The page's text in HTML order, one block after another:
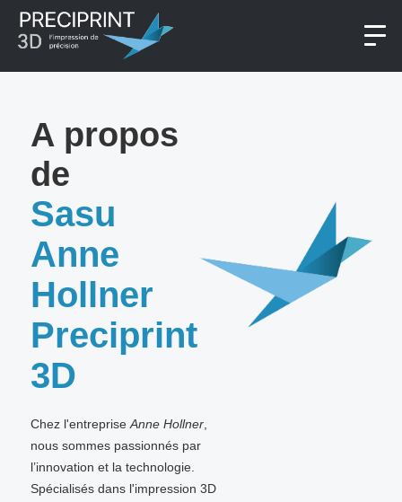
A propos
de
Sasu
Anne
Hollner
Preciprint
3D
Chez l'entreprise Anne Hollner
nous sommes passionnés par
l’innovation et la technologie.
Spécialisés dans l'impression 3D